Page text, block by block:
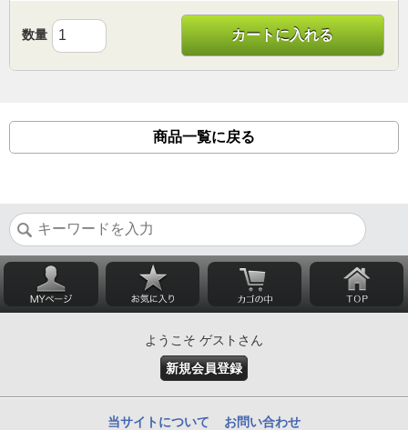
数量 カートに入れる
商品一覧に戻る
ようこそ ゲストさん
新規会員登録
当サイトについて お問い合わせ